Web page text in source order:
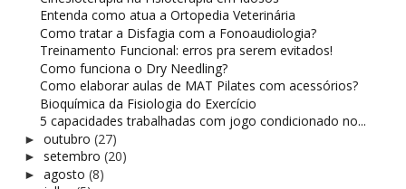
Entenda como atua a Ortopedia Veterinária
Como tratar a Disfagia com a Fonoaudiologia?
Treinamento Funcional: erros pra serem evitados!
Como funciona o Dry Needling?
Como elaborar aulas de MAT Pilates com acessórios?
Bioquímica da Fisiologia do Exercício
5 capacidades trabalhadas com jogo condicionado no...
► outubro (27)
► setembro (20)
► agosto (8)